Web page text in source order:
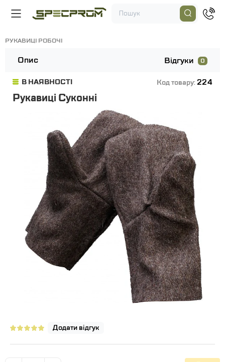
РУКАВИЦІ РОБОЧІ
Опис Відгуки 0
В НАЯВНОСТІ Код товару: 224
Рукавиці Суконні
Додати відгук